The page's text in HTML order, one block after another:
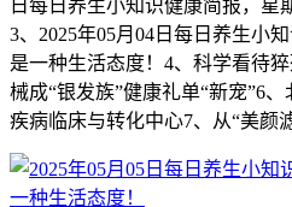
日每日养生小知识健康简报，星
3、2025年05月04日每日养生小
是一种生活态度！4、科学看待
械成“银发族”健康礼单“新宠”6
疾病临床与转化中心7、从“美颜